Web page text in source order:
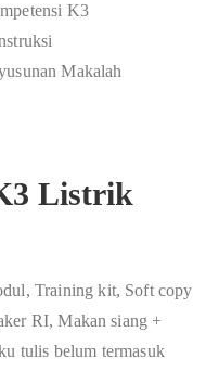
K3
Makalah
Listrik
Training kit, Soft copy
RI, Makan siang +
tulis belum termasuk